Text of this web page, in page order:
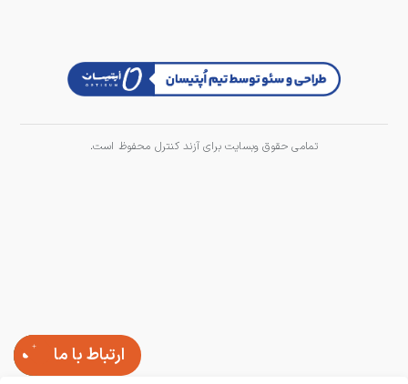
ارتباط با ما
تمامی حقوق وبسایت برای آزند کنترل محفوظ است.